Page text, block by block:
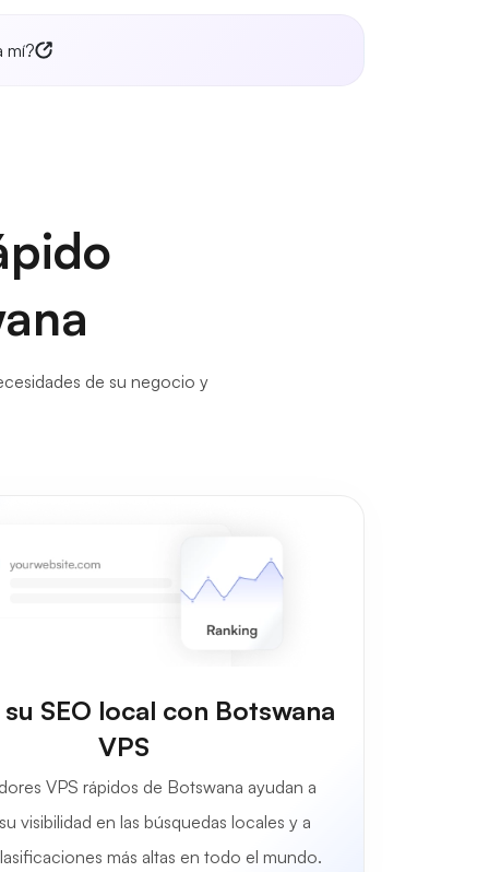
mí?
de su negocio y
SEO local con Botswana
VPS
VPS rápidos de Botswana ayudan a
visibilidad en las búsquedas locales y a
más altas en todo el mundo.